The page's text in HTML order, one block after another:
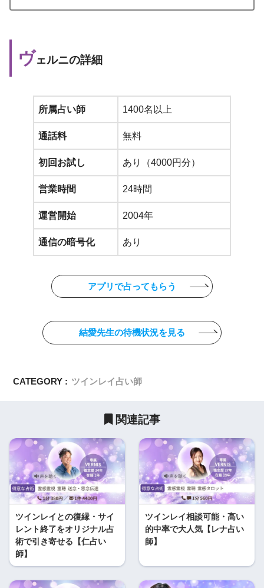
ヴェルニの詳細
所属占い師 1400名以上
通話料 無料
初回お試し あり（4000円分）
営業時間 24時間
運営開始 2004年
通信の暗号化 あり
アプリで占ってもらう
結愛先生の待機状況を見る
CATEGORY : ツインレイ占い師
関連記事
ツインレイとの復縁・サイ
レント終了をオリジナル占
術で引き寄せる【仁占い
師】
ツインレイ相談可能・高い
的中率で大人気【レナ占い
師】